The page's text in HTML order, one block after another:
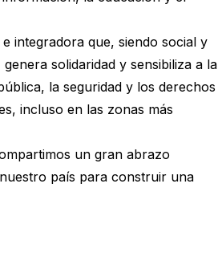
integradora que, siendo social y
solidaridad y sensibiliza a la
la seguridad y los derechos
incluso en las zonas más
un gran abrazo
país para construir una